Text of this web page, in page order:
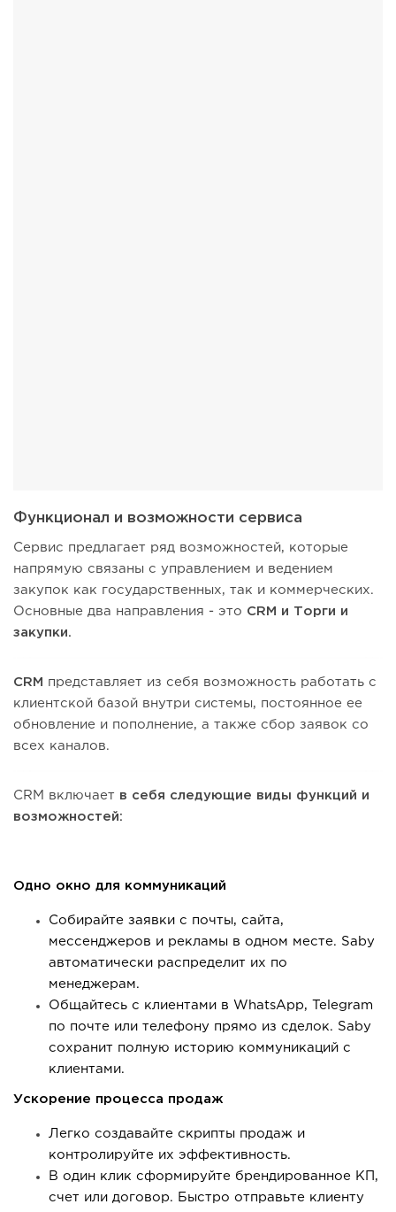
Функционал и возможности сервиса
Сервис предлагает ряд возможностей, которые
напрямую связаны с управлением и ведением
закупок как государственных, так и коммерческих.
Основные два направления - это CRM и Торги и
закупки.
CRM представляет из себя возможность работать с
клиентской базой внутри системы, постоянное ее
обновление и пополнение, а также сбор заявок со
всех каналов.
CRM включает в себя следующие виды функций и
возможностей:
Одно окно для коммуникаций
Собирайте заявки с почты, сайта,
мессенджеров и рекламы в одном месте. Saby
автоматически распределит их по
менеджерам.
Общайтесь с клиентами в WhatsApp, Telegram
по почте или телефону прямо из сделок. Saby
сохранит полную историю коммуникаций с
клиентами.
Ускорение процесса продаж
Легко создавайте скрипты продаж и
контролируйте их эффективность.
В один клик сформируйте брендированное КП,
счет или договор. Быстро отправьте клиенту